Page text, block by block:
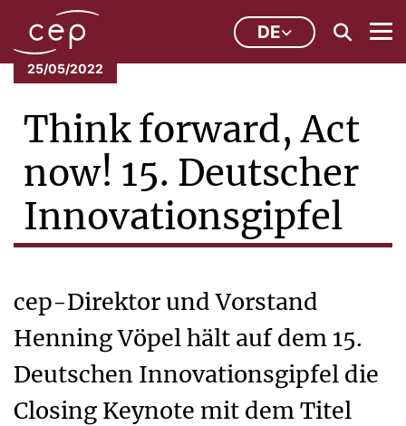
DE
25/05/2022
Think forward, Act
now! 15. Deutscher
Innovationsgipfel
cep-Direktor und Vorstand
Henning Vöpel hält auf dem 15.
Deutschen Innovationsgipfel die
Closing Keynote mit dem Titel